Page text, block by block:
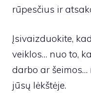
rūpesčius ir
Įsivaizduokite,
veiklos… nuo to,
darbo ar šeimos…
jūsų lėkštėje.